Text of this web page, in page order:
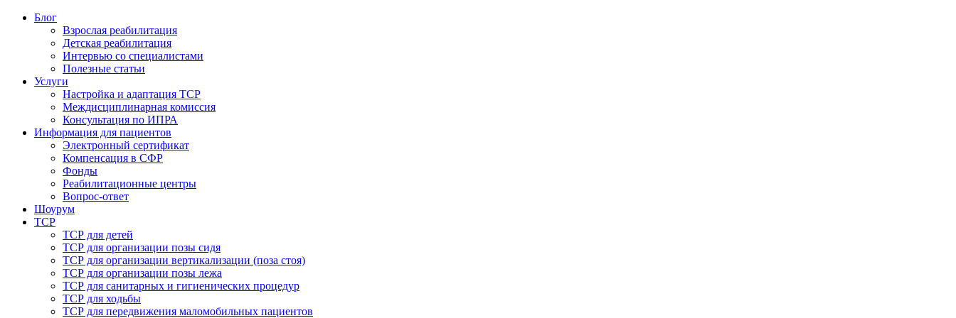
Блог
Взрослая реабилитация
Детская реабилитация
Интервью со специалистами
Полезные статьи
Услуги
Настройка и адаптация ТСР
Междисциплинарная комиссия
Консультация по ИПРА
Информация для пациентов
Электронный сертификат
Компенсация в СФР
Фонды
Реабилитационные центры
Вопрос-ответ
Шоурум
ТСР
ТСР для детей
ТСР для организации позы сидя
ТСР для организации вертикализации (поза стоя)
ТСР для организации позы лежа
ТСР для санитарных и гигиенических процедур
ТСР для ходьбы
ТСР для передвижения маломобильных пациентов